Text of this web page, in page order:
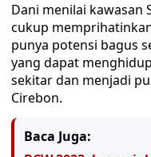
Dani menilai kawasan
cukup
punya potensi bagus
yang dapat
sekitar dan menjadi
Cirebon.
Baca Juga: